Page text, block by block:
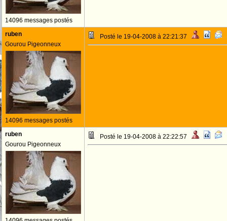
14096 messages postés
ruben
Gourou Pigeonneux
14096 messages postés
Posté le 19-04-2008 à 22:21:37
ruben
Gourou Pigeonneux
Posté le 19-04-2008 à 22:22:57